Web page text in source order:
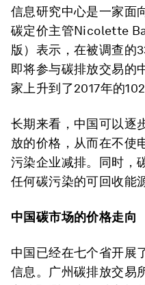
信息研究中心是一家面
碳定价主管Nicolette
版）表示，在被调查的
即将参与碳排放交易的
家上升到了2017年的102
长期来看，中国可以逐
放的价格，从而在不使
污染企业减排。同时，
任何碳污染的可回收能
中国碳市场的价格走向
中国已经在七个省开展
信息。广州碳排放交易